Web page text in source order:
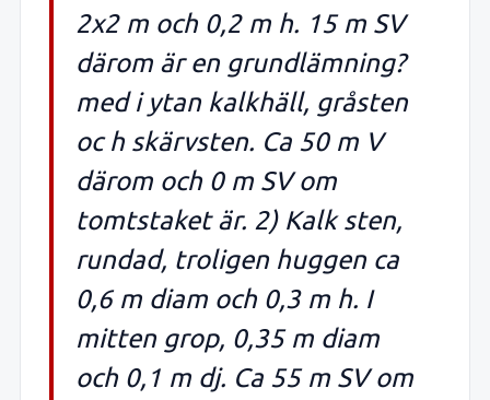
2x2 m och 0,2 m h. 15 m SV
därom är en grundlämning?
med i ytan kalkhäll, gråsten
oc h skärvsten. Ca 50 m V
därom och 0 m SV om
tomtstaket är. 2) Kalk sten,
rundad, troligen huggen ca
0,6 m diam och 0,3 m h. I
mitten grop, 0,35 m diam
och 0,1 m dj. Ca 55 m SV om